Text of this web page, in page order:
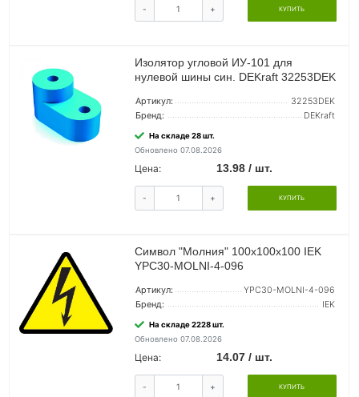
- + КУПИТЬ
Изолятор угловой ИУ-101 для
нулевой шины син. DEKraft 32253DEK
Артикул:
32253DEK
Бренд:
DEKraft
На складе 28 шт.
Обновлено 07.08.2026
Цена: 13.98 / шт.
- + КУПИТЬ
Символ "Молния" 100х100х100 IEK
YPC30-MOLNI-4-096
Артикул:
YPC30-MOLNI-4-096
Бренд:
IEK
На складе 2228 шт.
Обновлено 07.08.2026
Цена: 14.07 / шт.
- + КУПИТЬ